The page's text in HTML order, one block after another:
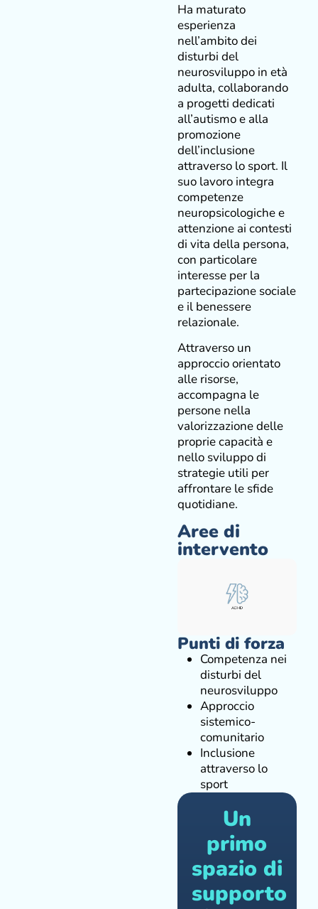
Ha maturato
esperienza
nell’ambito dei
disturbi del
neurosviluppo in età
adulta, collaborando
a progetti dedicati
all’autismo e alla
promozione
dell’inclusione
attraverso lo sport. Il
suo lavoro integra
competenze
neuropsicologiche e
attenzione ai contesti
di vita della persona,
con particolare
interesse per la
partecipazione sociale
e il benessere
relazionale.
Attraverso un
approccio orientato
alle risorse,
accompagna le
persone nella
valorizzazione delle
proprie capacità e
nello sviluppo di
strategie utili per
affrontare le sfide
quotidiane.
Aree di
intervento
Punti di forza
Competenza nei
disturbi del
neurosviluppo
Approccio
sistemico-
comunitario
Inclusione
attraverso lo
sport
Un
primo
spazio di
supporto